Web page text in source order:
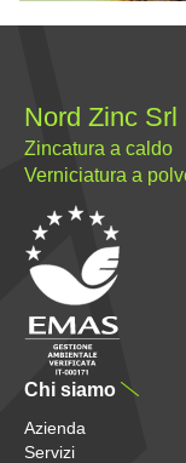
Nord Zinc
Zincatura a caldo
Verniciatura a
Chi siamo
Azienda
Servizi